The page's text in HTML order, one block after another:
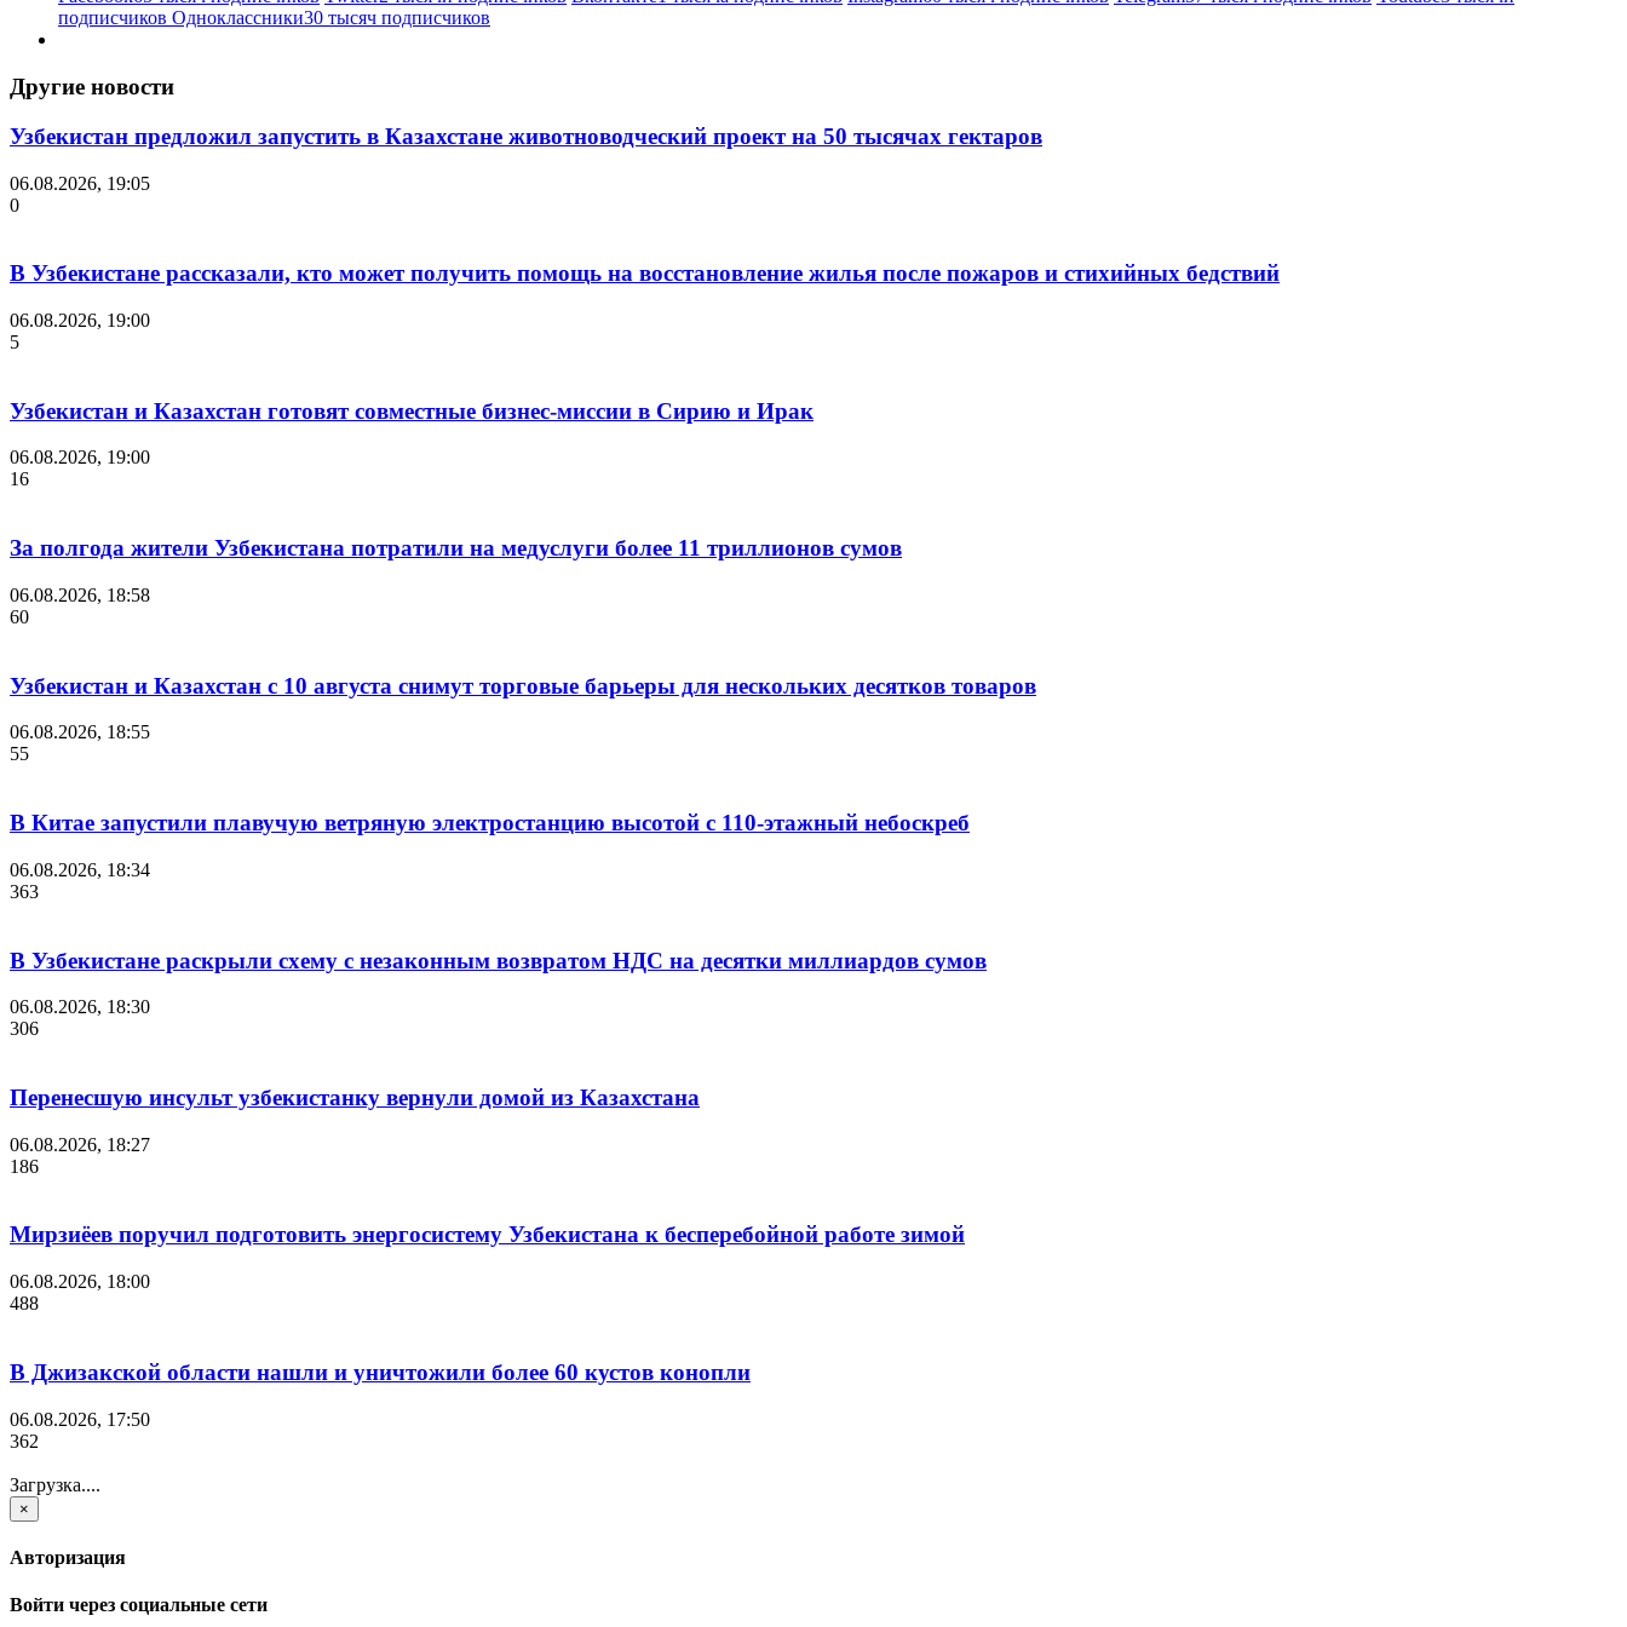
подписчиков Одноклассники30 тысяч подписчиков
Другие новости
Узбекистан предложил запустить в Казахстане животноводческий проект на 50 тысячах гектаров
06.08.2026, 19:05
0
В Узбекистане рассказали, кто может получить помощь на восстановление жилья после пожаров и стихийных бедствий
06.08.2026, 19:00
5
Узбекистан и Казахстан готовят совместные бизнес-миссии в Сирию и Ирак
06.08.2026, 19:00
16
За полгода жители Узбекистана потратили на медуслуги более 11 триллионов сумов
06.08.2026, 18:58
60
Узбекистан и Казахстан с 10 августа снимут торговые барьеры для нескольких десятков товаров
06.08.2026, 18:55
55
В Китае запустили плавучую ветряную электростанцию высотой с 110-этажный небоскреб
06.08.2026, 18:34
363
В Узбекистане раскрыли схему с незаконным возвратом НДС на десятки миллиардов сумов
06.08.2026, 18:30
306
Перенесшую инсульт узбекистанку вернули домой из Казахстана
06.08.2026, 18:27
186
Мирзиёев поручил подготовить энергосистему Узбекистана к бесперебойной работе зимой
06.08.2026, 18:00
488
В Джизакской области нашли и уничтожили более 60 кустов конопли
06.08.2026, 17:50
362
Загрузка....
×
Авторизация
Войти через социальные сети